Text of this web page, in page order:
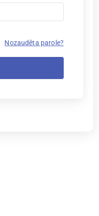
Nozaudēta parole?